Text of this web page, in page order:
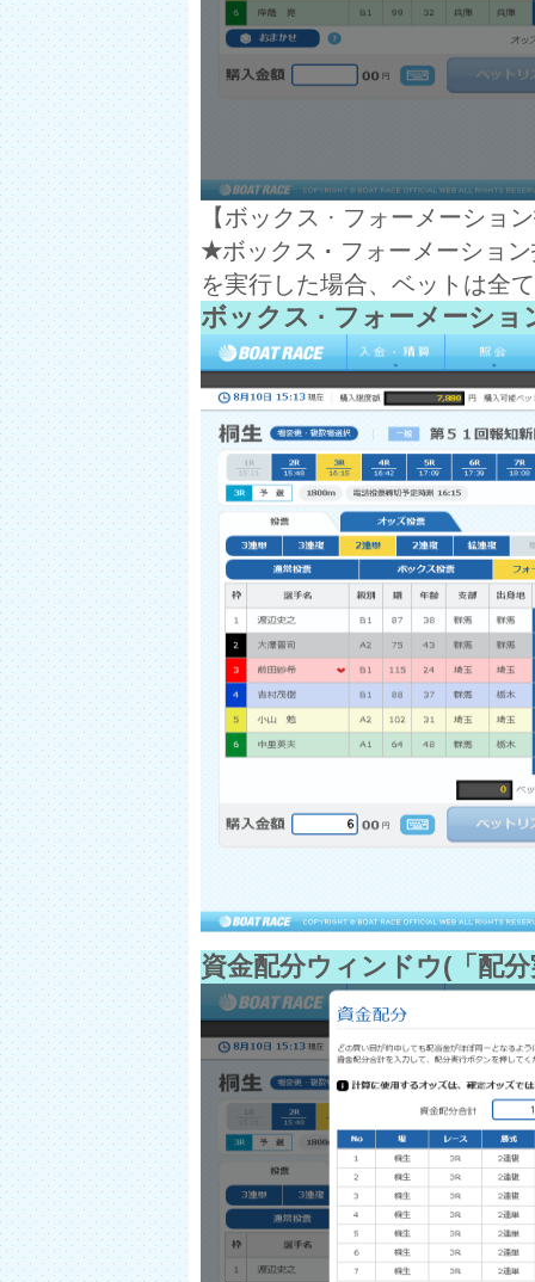
【ボックス · フォーメーショ
★ボックス · フォーメーショ
を実行した場合、ベットは全
ボックス · フォーメーショ
資金配分ウィンドウ(「配